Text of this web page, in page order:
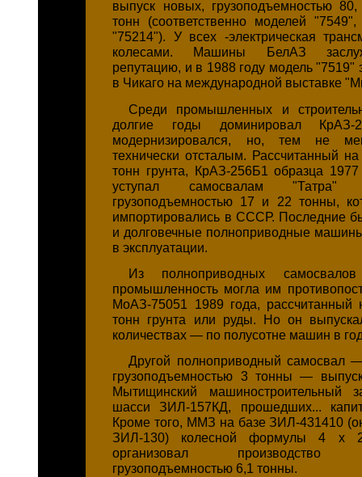
выпуск новых, грузоподъемностью
тонн (соответственно моделей
"75214"). У всех -электрическая
колесами. Машины БелАЗ
репутацию, и в 1988 году модель "7519"
в Чикаго на международной выставке
Среди промышленных и
долгие годы доминировал КрАЗ-
модернизировался, но, тем не
технически отсталым. Рассчитанный
тонн грунта, КрАЗ-256Б1 образца
уступал самосвалам
грузоподъемностью 17 и 22 тонны,
импортировались в СССР. Последние
и долговечные полноприводные
в эксплуатации.
Из полноприводных самосвалов
промышленность могла им
МоАЗ-75051 1989 года, рассчитанный
тонн грунта или руды. Но он
количествах — по полусотне машин в
Другой полноприводный
грузоподъемностью 3 тонны —
Мытищинский
шасси ЗИЛ-157КД, прошедших...
Кроме того, ММЗ на базе ЗИЛ-431410
ЗИЛ-130) колесной формулы 4 х
организовал производство
грузоподъемностью 6,1 тонны.